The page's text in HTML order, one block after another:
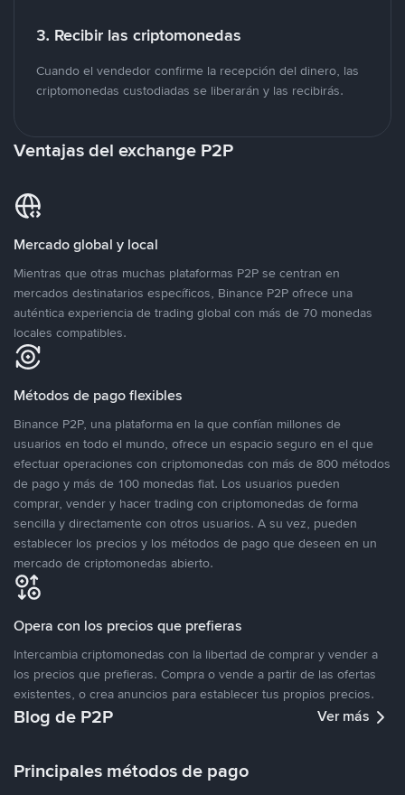
3. Recibir las criptomonedas
Cuando el vendedor confirme la recepción del dinero, las
criptomonedas custodiadas se liberarán y las recibirás.
Ventajas del exchange P2P
Mercado global y local
Mientras que otras muchas plataformas P2P se centran en
mercados destinatarios específicos, Binance P2P ofrece una
auténtica experiencia de trading global con más de 70 monedas
locales compatibles.
Métodos de pago flexibles
Binance P2P, una plataforma en la que confían millones de
usuarios en todo el mundo, ofrece un espacio seguro en el que
efectuar operaciones con criptomonedas con más de 800 métodos
de pago y más de 100 monedas fiat. Los usuarios pueden
comprar, vender y hacer trading con criptomonedas de forma
sencilla y directamente con otros usuarios. A su vez, pueden
establecer los precios y los métodos de pago que deseen en un
mercado de criptomonedas abierto.
Opera con los precios que prefieras
Intercambia criptomonedas con la libertad de comprar y vender a
los precios que prefieras. Compra o vende a partir de las ofertas
existentes, o crea anuncios para establecer tus propios precios.
Blog de P2P Ver más
Principales métodos de pago